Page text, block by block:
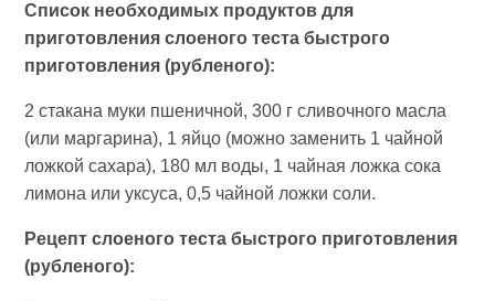
Список необходимых продуктов для
приготовления слоеного теста быстрого
приготовления (рубленого):
2 стакана муки пшеничной, 300 г сливочного масла
(или маргарина), 1 яйцо (можно заменить 1 чайной
ложкой сахара), 180 мл воды, 1 чайная ложка сока
лимона или уксуса, 0,5 чайной ложки соли.
Рецепт слоеного теста быстрого приготовления
(рубленого):